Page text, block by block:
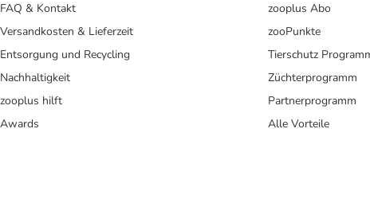
FAQ & Kontakt
Versandkosten & Lieferzeit
Entsorgung und Recycling
Nachhaltigkeit
zooplus hilft
Awards
zooplus Abo
zooPunkte
Tierschutz
Züchterprogramm
Partnerprogramm
Alle Vorteile